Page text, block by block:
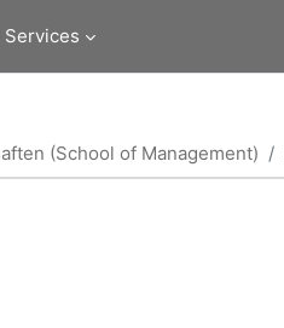
Services
(School of Management)